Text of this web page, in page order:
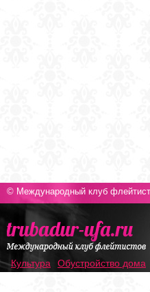
© Международный клуб
Культура Обустройство дома